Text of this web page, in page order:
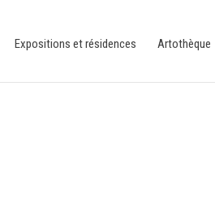
Expositions et résidences Artothèque